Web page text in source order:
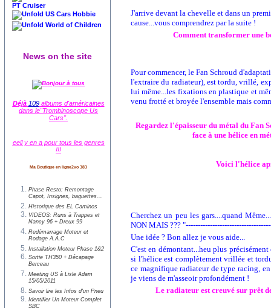
PT Cruiser
US Cars Hobbie
World of Children
News on the site
Déjà 109albums d'américaines
dans le"Trombinoscope Us
Cars".
eeil y en a pour tous les genres
!!!
Ma Boutique en ligne2vo 383
Phase Resto: Remontage
Capot, Insignes, baguettes...
Historique des EL Caminos
VIDEOS: Runs à Trappes et
Nancy 96 + Dreux 99
Redémarrage Moteur et
Rodage A.A.C
Installation Moteur Phase 1&2
Sortie TH350 + Décapage
Berceau
Meeting US à Lisle Adam
15/05/2011
Savoir lire les Infos d'un Pneu
Identifier Un Moteur Complet
J'arrive devant la chevelle et dans un
cause...vous comprendrez par la suite !
Comment transformer une
Pour commencer, le Fan Schroud
l'extraire du radiateur), est tordu, vrillé,
lui même...les fixations en plastique et
venu frotté et broyée l'ensemble mais
Regardez l'épaisseur du métal du Fan
face à une hélice en
Voici l'hélice
Cherchez un peu les gars....quand
NON MAIS ???
Une idée ? Bon allez je vous aide...
C'est en démontant...heu plus
si l'hélice est complètement vrillée et
ce magnifique radiateur de type racing,
je viens de m'asseoir profondément !
Le radiateur est creuvé sur prêt